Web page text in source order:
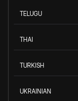
TELUGU
THAI
TURKISH
UKRAINIAN